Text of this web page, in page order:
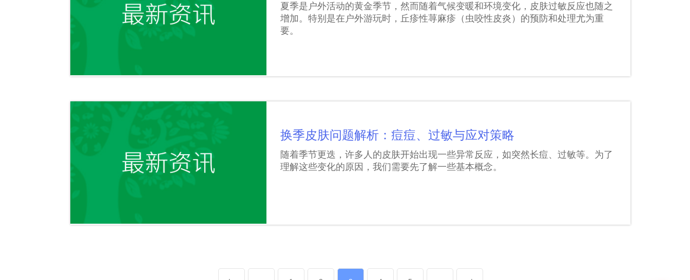
夏季是户外活动的黄金季节，然而随着气候变暖和环境变化，皮肤过敏反应也随之
增加。特别是在户外游玩时，丘疹性荨麻疹（虫咬性皮炎）的预防和处理尤为重
要。
换季皮肤问题解析：痘痘、过敏与应对策略
随着季节更迭，许多人的皮肤开始出现一些异常反应，如突然长痘、过敏等。为了
理解这些变化的原因，我们需要先了解一些基本概念。